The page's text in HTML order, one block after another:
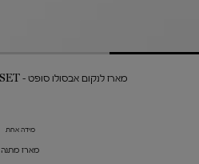
מארז לנקום אבסולו סופט - ABSOLUE SOFT SET
מידה אחת
מארז מתנה